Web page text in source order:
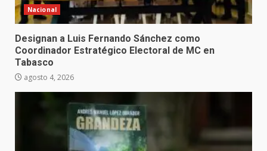
Nacional
Designan a Luis Fernando Sánchez como
Coordinador Estratégico Electoral de MC en
Tabasco
agosto 4, 2026